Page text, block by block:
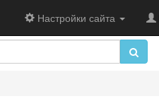
Настройки сайта